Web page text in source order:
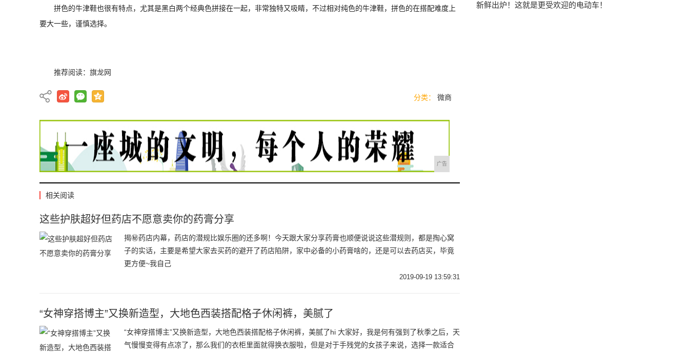
拼色的牛津鞋也很有特点，尤其是黑白两个经典色拼接在一起，非常独特又吸睛，不过相对纯色的牛津鞋，拼色的在搭配难度上
要大一些，谨慎选择。
推荐阅读： 旗龙网
分类： 微商
广告
相关阅读
这些护肤超好但药店不愿意卖你的药膏分享
揭㊙️药店内幕，药店的潜规比娱乐圈的还多啊！今天跟大家分享药膏也顺便说说这些潜规则，都是掏心窝
子的实话，主要是希望大家去买药的避开了药店陷阱，家中必备的小药膏啥的，还是可以去药店买，毕竟
更方便~我自己
2019-09-19 13:59:31
“女神穿搭博主”又换新造型，大地色西装搭配格子休闲裤，美腻了
“女神穿搭博主”又换新造型，大地色西装搭配格子休闲裤，美腻了hi 大家好，我是何有强到了秋季之后，天
气慢慢变得有点凉了，那么我们的衣柜里面就得换衣服啦，但是对于手残党的女孩子来说，选择一款适合
新鲜出炉！这就是更受欢迎的电动车！